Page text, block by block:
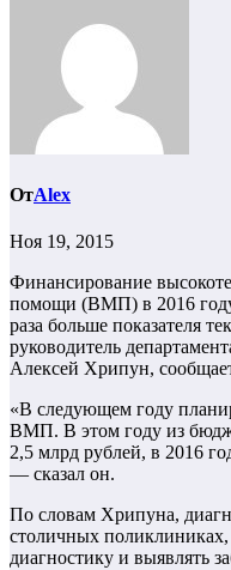
ОтAlex
Ноя 19, 2015
Финансирование
помощи (ВМП) в 2016 году
раза больше показателя
руководитель
Алексей Хрипун,
«В следующем году
ВМП. В этом году из
2,5 млрд рублей, в 2016
— сказал он.
По словам Хрипуна,
столичных поликлиниках,
диагностику и выявлять